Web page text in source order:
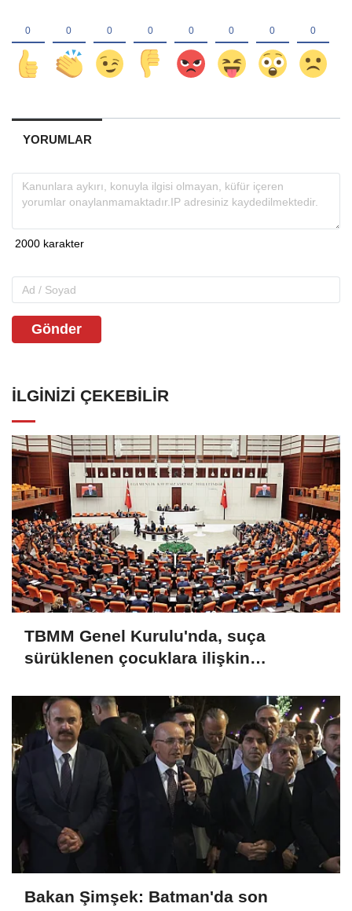
YORUMLAR
Gönder
İLGINIZI ÇEKEBILIR
TBMM Genel Kurulu'nda, suça
sürüklenen çocuklara ilişkin
maddesi kabul edildi
Bakan Şimşek: Batman'da son